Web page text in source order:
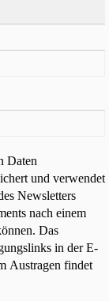
Daten
und verwendet
Newsletters
nach einem
Das
in der E-
Austragen findet